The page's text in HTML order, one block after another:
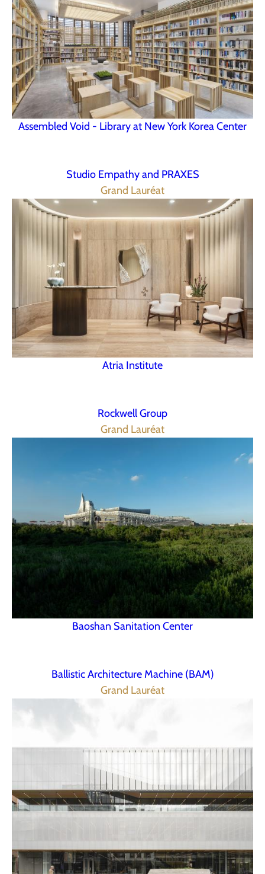
Assembled Void - Library at New York Korea Center
Studio Empathy and PRAXES
Grand Lauréat
Atria Institute
Rockwell Group
Grand Lauréat
Baoshan Sanitation Center
Ballistic Architecture Machine (BAM)
Grand Lauréat